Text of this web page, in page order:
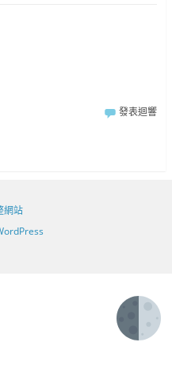
發表迴響
網站